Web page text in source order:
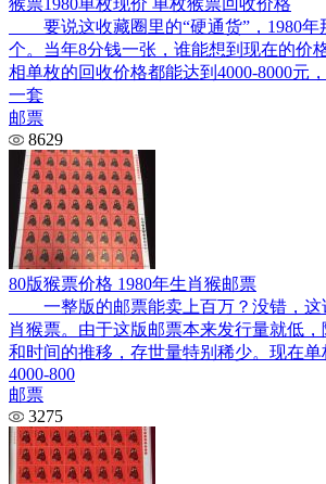
猴票1980单枚现价 单枚猴票回收价格
要说这收藏圈里的“硬通货”，1980年
个。当年8分钱一张，谁能想到现在的价
相单枚的回收价格都能达到4000-8000元
一套
邮票
8629
80版猴票价格 1980年生肖猴邮票
一整版的邮票能卖上百万？没错，这
肖猴票。由于这版邮票本来发行量就低
和时间的推移，存世量特别稀少。现在单
4000-800
邮票
3275